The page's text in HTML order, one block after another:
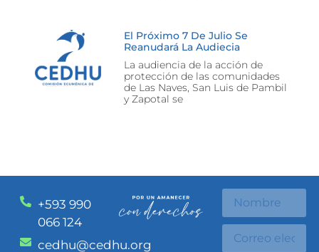
El Próximo 7 De Julio Se
Reanudará La Audiecia
La audiencia de la acción de
protección de las comunidades
de Las Naves, San Luis de Pambil
y Zapotal se
+593 990
066 124
cedhu@cedhu.org